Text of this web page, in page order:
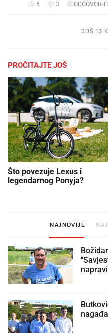
5 3
JOŠ 13
PROČITAJTE JOŠ
Što povezuje Lexus i
legendarnog Ponyja?
NAJNOVIJE